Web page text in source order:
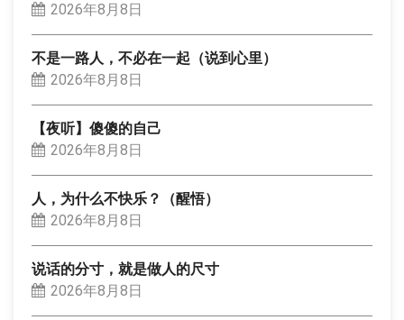
2026年8月8日
不是一路人，不必在一起（说到心里）
2026年8月8日
【夜听】傻傻的自己
2026年8月8日
人，为什么不快乐？（醒悟）
2026年8月8日
说话的分寸，就是做人的尺寸
2026年8月8日